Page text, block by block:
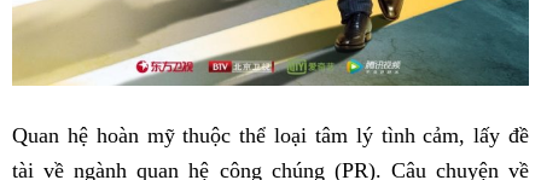
Quan hệ hoàn mỹ thuộc thể loại tâm lý tình cảm, lấy đề
tài về ngành quan hệ công chúng (PR). Câu chuyện về